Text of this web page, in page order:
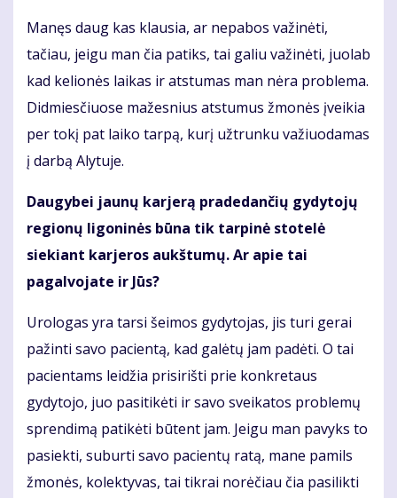
Manęs daug kas klausia, ar nepabos važinėti,
tačiau, jeigu man čia patiks, tai galiu važinėti, juolab
kad kelionės laikas ir atstumas man nėra problema.
Didmiesčiuose mažesnius atstumus žmonės įveikia
per tokį pat laiko tarpą, kurį užtrunku važiuodamas
į darbą Alytuje.
Daugybei jaunų karjerą pradedančių gydytojų
regionų ligoninės būna tik tarpinė stotelė
siekiant karjeros aukštumų. Ar apie tai
pagalvojate ir Jūs?
Urologas yra tarsi šeimos gydytojas, jis turi gerai
pažinti savo pacientą, kad galėtų jam padėti. O tai
pacientams leidžia prisirišti prie konkretaus
gydytojo, juo pasitikėti ir savo sveikatos problemų
sprendimą patikėti būtent jam. Jeigu man pavyks to
pasiekti, suburti savo pacientų ratą, mane pamils
žmonės, kolektyvas, tai tikrai norėčiau čia pasilikti